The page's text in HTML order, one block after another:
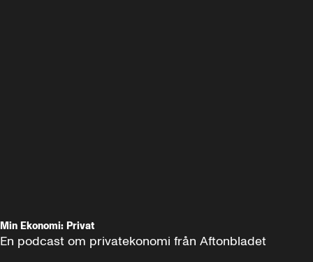
Min Ekonomi: Privat
En podcast om privatekonomi från Aftonbladet